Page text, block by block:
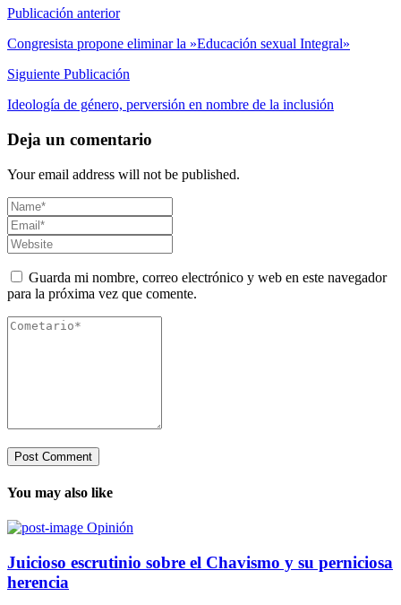
Publicación anterior
Congresista propone eliminar la »Educación sexual Integral»
Siguiente Publicación
Ideología de género, perversión en nombre de la inclusión
Deja un comentario
Your email address will not be published.
Guarda mi nombre, correo electrónico y web en este navegador
para la próxima vez que comente.
You may also like
Opinión
Juicioso escrutinio sobre el Chavismo y su perniciosa
herencia